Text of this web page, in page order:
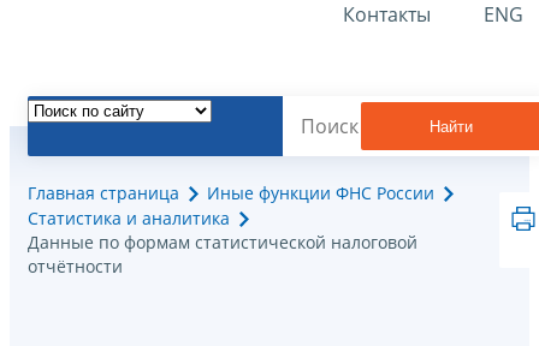
Контакты ENG
Найти
Главная страница
Иные функции ФНС России
Статистика и аналитика
Данные по формам статистической налоговой
отчётности